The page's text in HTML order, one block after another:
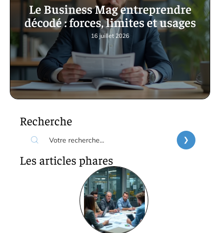
Le Business Mag entreprendre
décodé : forces, limites et usages
16 juillet 2026
Recherche
Les articles phares